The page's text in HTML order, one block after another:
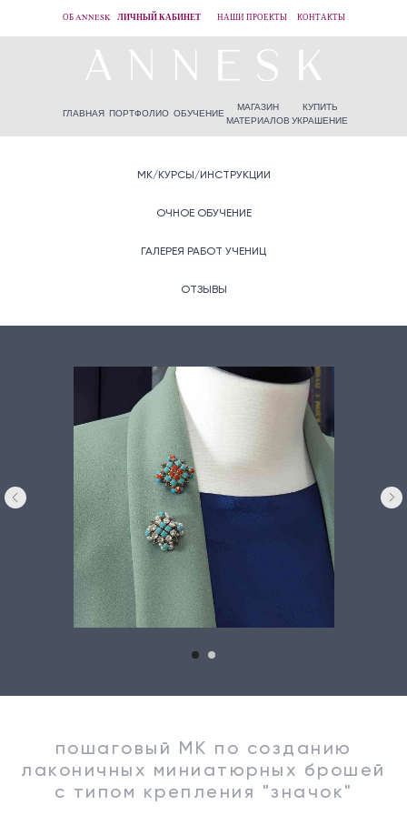
ОБ ANNESK ЛИЧНЫЙ КАБИНЕТ КОНТАКТЫ
НАШИ ПРОЕКТЫ
ОБУЧЕНИЕ
КУПИТЬ
УКРАШЕНИЕ
МАГАЗИН
МАТЕРИАЛОВ
ПОРТФОЛИО
ГЛАВНАЯ
МК/КУРСЫ/ИНСТРУКЦИИ
ОЧНОЕ ОБУЧЕНИЕ
ГАЛЕРЕЯ РАБОТ УЧЕНИЦ
ОТЗЫВЫ
пошаговый МК по созданию
лаконичных миниатюрных брошей
с типом крепления "значок"